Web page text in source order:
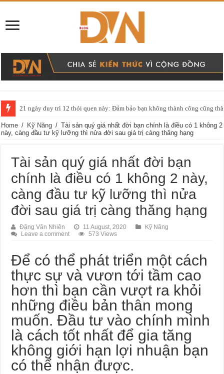
21 ngày duy trì 12 thói quen này: Đảm bảo bạn không thành công cũng
Home / Kỹ Năng / Tài sản quý giá nhất đời bạn chính là điều có 1 không 2
này, càng đầu tư kỹ lưỡng thì nửa đời sau giá trị càng thăng hạng
Tài sản quý giá nhất đời bạn
chính là điều có 1 không 2 này,
càng đầu tư kỹ lưỡng thì nửa
đời sau giá trị càng thăng hạng
Đặng Văn Nhiên 11 August, 2020
Kỹ Năng
Leave a comment
573 Views
Để có thể phát triển một cách
thực sự và vươn tới tầm cao
hơn thì bạn cần vượt ra khỏi
những điều bản thân mong
muốn. Đầu tư vào chính mình
là cách tốt nhất để gia tăng
không giới hạn lợi nhuận bạn
có thể nhận được.